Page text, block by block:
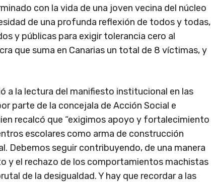
con la vida de una joven vecina del núcleo
de una profunda reflexión de todos y todas,
y públicas para exigir tolerancia cero al
que suma en Canarias un total de 8 víctimas, y
a la lectura del manifiesto institucional en las
parte de la concejala de Acción Social e
recalcó que “exigimos apoyo y fortalecimiento
escolares como arma de construcción
Debemos seguir contribuyendo, de una manera
y el rechazo de los comportamientos machistas
de la desigualdad. Y hay que recordar a las